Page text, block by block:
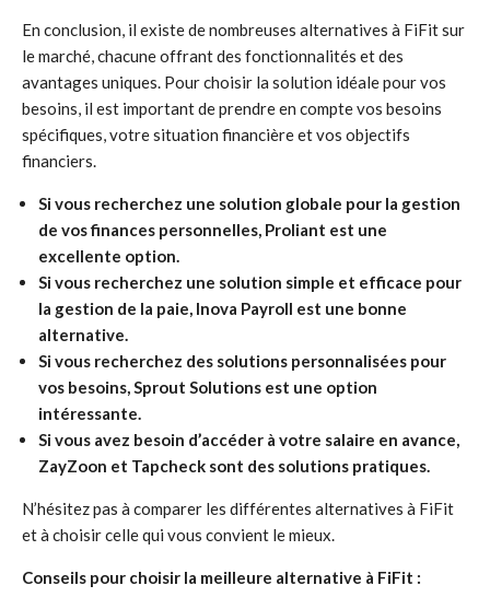
En conclusion, il existe de nombreuses alternatives à FiFit sur
le marché, chacune offrant des fonctionnalités et des
avantages uniques. Pour choisir la solution idéale pour vos
besoins, il est important de prendre en compte vos besoins
spécifiques, votre situation financière et vos objectifs
financiers.
Si vous recherchez une solution globale pour la gestion
de vos finances personnelles, Proliant est une
excellente option.
Si vous recherchez une solution simple et efficace pour
la gestion de la paie, Inova Payroll est une bonne
alternative.
Si vous recherchez des solutions personnalisées pour
vos besoins, Sprout Solutions est une option
intéressante.
Si vous avez besoin d’accéder à votre salaire en avance,
ZayZoon et Tapcheck sont des solutions pratiques.
N’hésitez pas à comparer les différentes alternatives à FiFit
et à choisir celle qui vous convient le mieux.
Conseils pour choisir la meilleure alternative à FiFit :